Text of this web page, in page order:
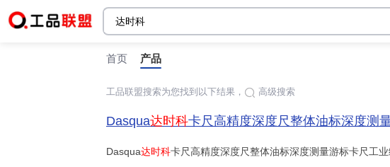
首页 产品
工品联盟搜索为您找到以下结果， 高级搜索
时间: 站点内检索
Dasqua达时科卡尺高精度深度尺整体油标深度测量游标卡尺工业级_游
Dasqua达时科卡尺高精度深度尺整体油标深度测量游标卡尺工业